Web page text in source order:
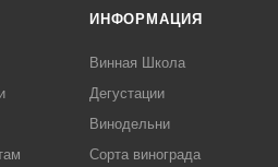
ИНФОРМАЦИЯ
Винная Школа
Дегустации
Винодельни
Сорта винограда